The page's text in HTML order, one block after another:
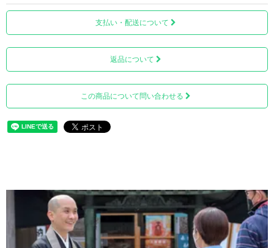
支払い・配送について
返品について
この商品について問い合わせる